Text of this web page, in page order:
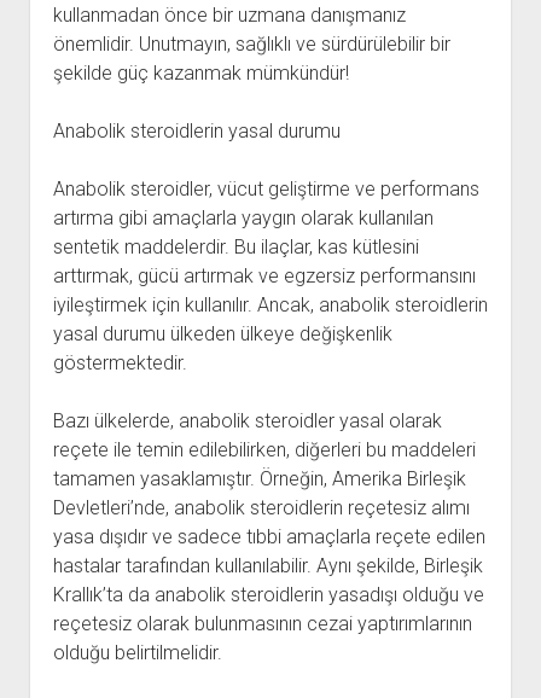
kullanmadan önce bir uzmana danışmanız
önemlidir. Unutmayın, sağlıklı ve sürdürülebilir bir
şekilde güç kazanmak mümkündür!
Anabolik steroidlerin yasal durumu
Anabolik steroidler, vücut geliştirme ve performans
artırma gibi amaçlarla yaygın olarak kullanılan
sentetik maddelerdir. Bu ilaçlar, kas kütlesini
arttırmak, gücü artırmak ve egzersiz performansını
iyileştirmek için kullanılır. Ancak, anabolik steroidlerin
yasal durumu ülkeden ülkeye değişkenlik
göstermektedir.
Bazı ülkelerde, anabolik steroidler yasal olarak
reçete ile temin edilebilirken, diğerleri bu maddeleri
tamamen yasaklamıştır. Örneğin, Amerika Birleşik
Devletleri’nde, anabolik steroidlerin reçetesiz alımı
yasa dışıdır ve sadece tıbbi amaçlarla reçete edilen
hastalar tarafından kullanılabilir. Aynı şekilde, Birleşik
Krallık’ta da anabolik steroidlerin yasadışı olduğu ve
reçetesiz olarak bulunmasının cezai yaptırımlarının
olduğu belirtilmelidir.